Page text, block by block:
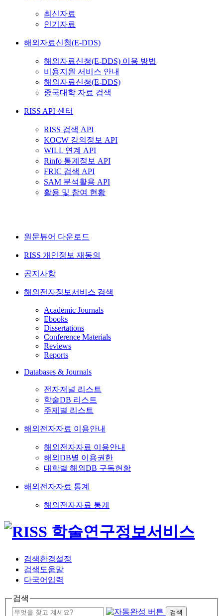
최신자료
인기자료
해외자료신청(E-DDS)
해외자료신청(E-DDS) 이용 방법
비용지원 서비스 안내
해외자료신청(E-DDS)
중국대학 자료 검색
RISS API 센터
RISS 검색 API
KOCW 강의정보 API
WILL 연계 API
Rinfo 통계정보 API
FRIC 검색 API
SAM 분석활용 API
활용 및 참여 현황
원문뷰어 다운로드
RISS 개인정보 재동의
공지사항
해외전자정보서비스 검색
Academic Journals
Ebooks
Dissertations
Conference Materials
Reviews
Reports
Databases & Journals
전자저널 리스트
학술DB 리스트
주제별 리스트
해외전자자료 이용안내
해외전자자료 이용안내
해외DB별 이용권한
대학별 해외DB 구독현황
해외전자자료 통계
해외전자자료 통계
검색환경설정
검색도움말
다국어입력
검색
검색